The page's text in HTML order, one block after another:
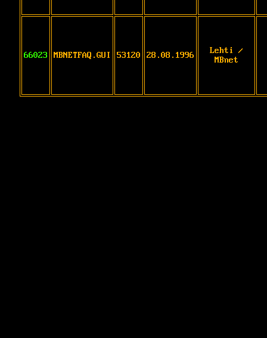
66023 MBNETFAQ.GUI 53120 28.08.1996
Lehti /
MBnet